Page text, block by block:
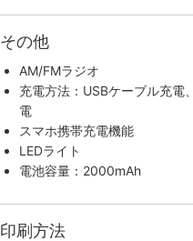
その他
AM/FMラジオ
充電方法：USBケーブル充電
電
スマホ携帯充電機能
LEDライト
電池容量：2000mAh
印刷方法